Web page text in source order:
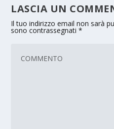
LASCIA UN
Il tuo indirizzo email non sarà
sono contrassegnati*